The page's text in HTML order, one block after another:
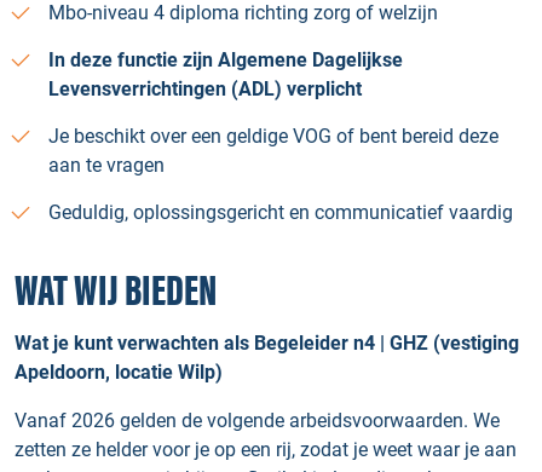
Mbo-niveau 4 diploma richting zorg of welzijn
In deze functie zijn Algemene Dagelijkse
Levensverrichtingen (ADL) verplicht
Je beschikt over een geldige VOG of bent bereid deze
aan te vragen
Geduldig, oplossingsgericht en communicatief vaardig
WAT WIJ BIEDEN
Wat je kunt verwachten als Begeleider n4 | GHZ (vestiging
Apeldoorn, locatie Wilp)
Vanaf 2026 gelden de volgende arbeidsvoorwaarden. We
zetten ze helder voor je op een rij, zodat je weet waar je aan